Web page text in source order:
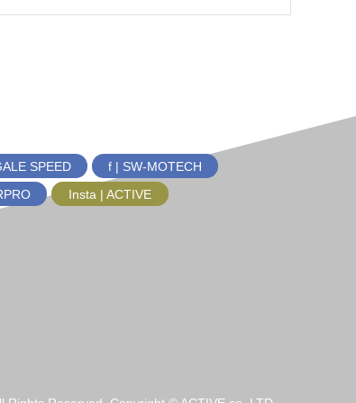
SPEED
f | SW-MOTECH
Insta | ACTIVE